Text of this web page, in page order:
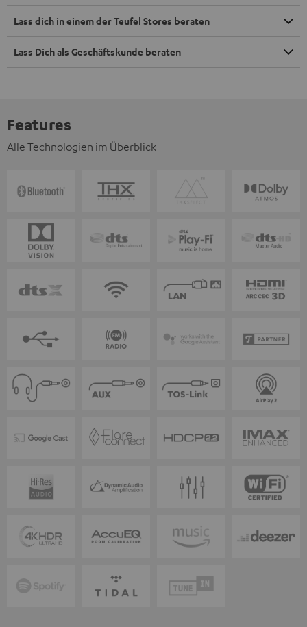
Lass dich in einem der Teufel Stores beraten
Lass Dich als Geschäftskunde beraten
Features
Alle Technologien im Überblick